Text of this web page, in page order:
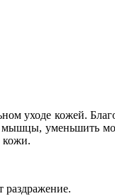
уходе кожей.
уменьшить
кожи.
раздражение.